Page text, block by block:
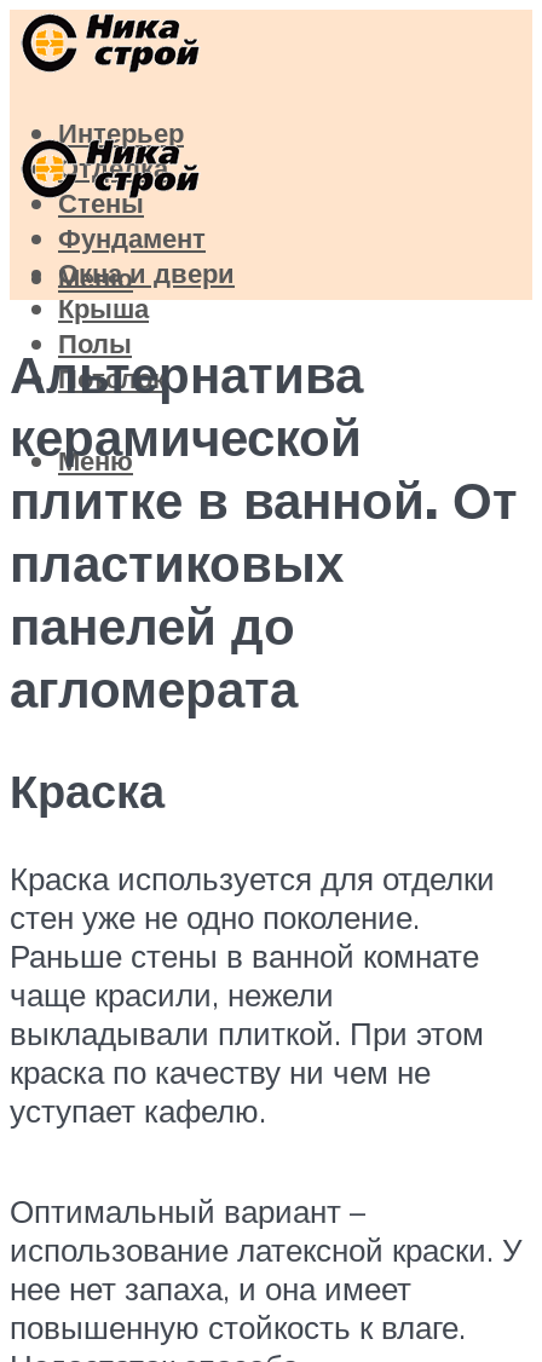
Интерьер
Отделка
Стены
Фундамент
Окна и двери
Крыша
Полы
Потолок
Меню
Меню
Альтернатива
керамической
плитке в ванной. От
пластиковых
панелей до
агломерата
Краска
Краска используется для отделки
стен уже не одно поколение.
Раньше стены в ванной комнате
чаще красили, нежели
выкладывали плиткой. При этом
краска по качеству ни чем не
уступает кафелю.
Оптимальный вариант –
использование латексной краски. У
нее нет запаха, и она имеет
повышенную стойкость к влаге.